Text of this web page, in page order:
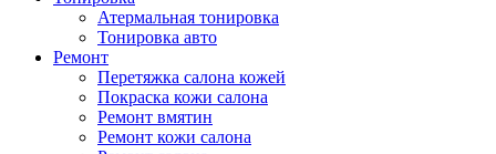
Атермальная тонировка
Тонировка авто
Ремонт
Перетяжка салона кожей
Покраска кожи салона
Ремонт вмятин
Ремонт кожи салона